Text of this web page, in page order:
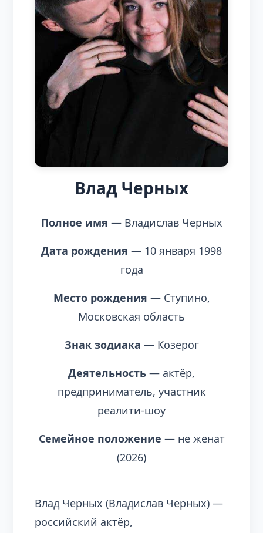
Влад Черных
Полное имя — Владислав Черных
Дата рождения — 10 января 1998
года
Место рождения — Ступино,
Московская область
Знак зодиака — Козерог
Деятельность — актёр,
предприниматель, участник
реалити-шоу
Семейное положение — не женат
(2026)
Влад Черных (Владислав Черных) —
российский актёр,